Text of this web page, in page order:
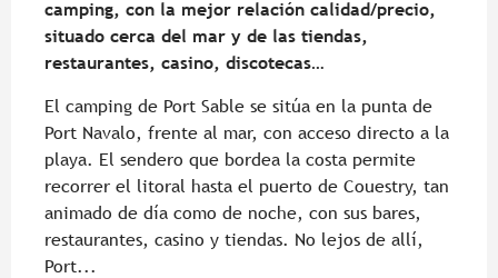
camping, con la mejor relación calidad/precio,
situado cerca del mar y de las tiendas,
restaurantes, casino, discotecas…
El camping de Port Sable se sitúa en la punta de
Port Navalo, frente al mar, con acceso directo a la
playa. El sendero que bordea la costa permite
recorrer el litoral hasta el puerto de Couestry, tan
animado de día como de noche, con sus bares,
restaurantes, casino y tiendas. No lejos de allí,
Port...